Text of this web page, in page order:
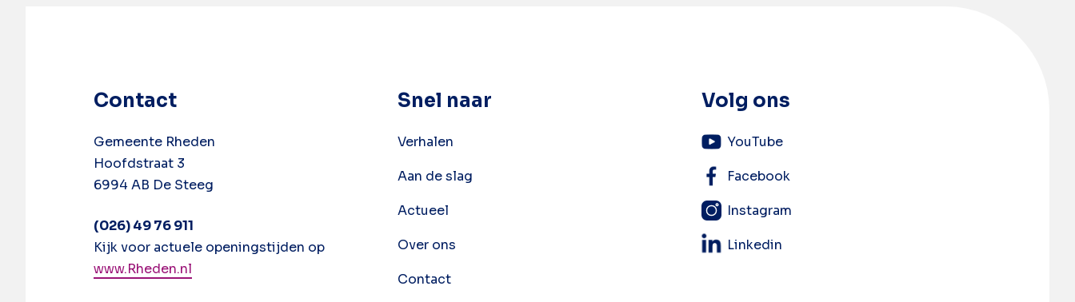
Contact
Gemeente Rheden
Hoofdstraat 3
6994 AB De Steeg
(026) 49 76 911
Kijk voor actuele openingstijden op
www.Rheden.nl
Snel naar
Verhalen
Aan de slag
Actueel
Over ons
Contact
Volg ons
YouTube
Facebook
Instagram
Linkedin